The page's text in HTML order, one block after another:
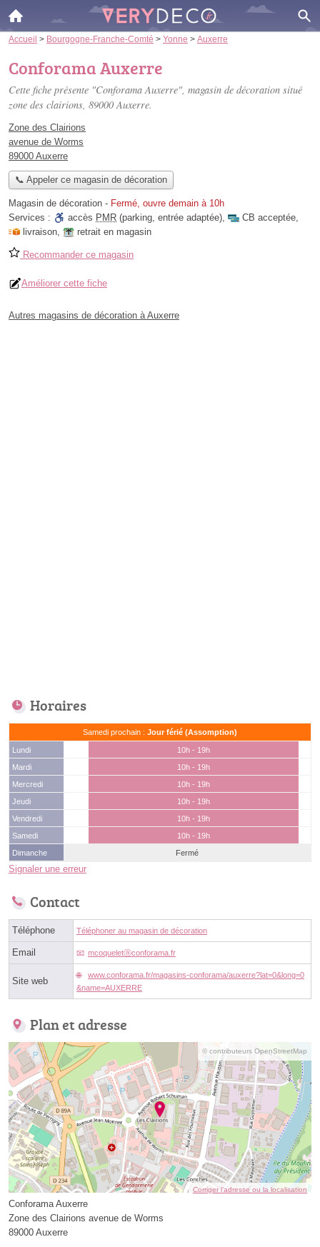
Accueil > Bourgogne-Franche-Comté > Yonne > Auxerre
Conforama Auxerre
Cette fiche présente "Conforama Auxerre", magasin de décoration situé
zone des clairions, 89000 Auxerre.
Zone des Clairions
avenue de Worms
89000 Auxerre
📞 Appeler ce magasin de décoration
Magasin de décoration - Fermé, ouvre demain à 10h
Services :
accès PMR (parking, entrée adaptée), CB acceptée,
livraison, retrait en magasin
Recommander ce magasin
Améliorer cette fiche
Autres magasins de décoration à Auxerre
Horaires
Samedi prochain : Jour férié (Assomption)
Lundi
10h - 19h
Mardi
10h - 19h
Mercredi
10h - 19h
Jeudi
10h - 19h
Vendredi
10h - 19h
Samedi
10h - 19h
Dimanche
Fermé
Signaler une erreur
Contact
Téléphone Téléphoner au magasin de décoration
Email mcoqueletⓐconforama.fr
Site web
www.conforama.fr/magasins-conforama/auxerre?lat=0&long=0
&name=AUXERRE
Plan et adresse
© contributeurs OpenStreetMap
Corriger l’adresse ou la localisation
Conforama Auxerre
Zone des Clairions avenue de Worms
89000 Auxerre